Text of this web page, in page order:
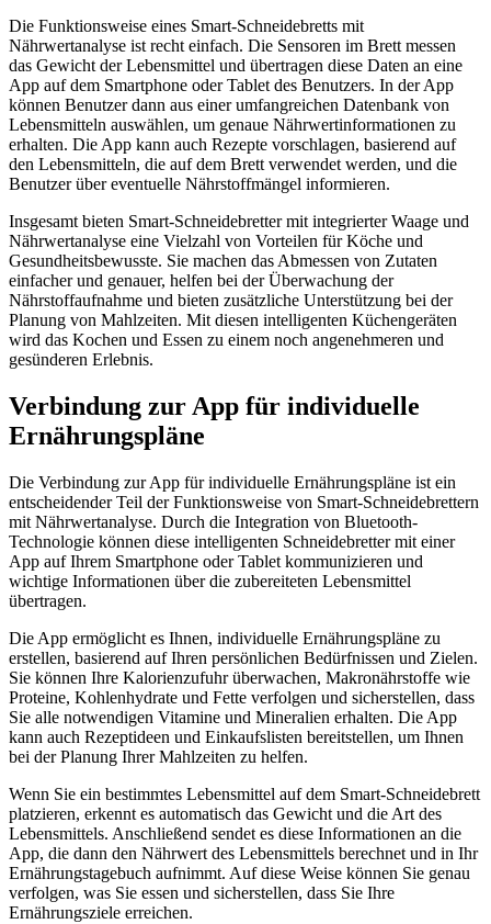
Die Funktionsweise eines Smart-Schneidebretts mit
Nährwertanalyse ist recht einfach. Die Sensoren im Brett messen
das Gewicht der Lebensmittel und übertragen diese Daten an eine
App auf dem Smartphone oder Tablet des Benutzers. In der App
können Benutzer dann aus einer umfangreichen Datenbank von
Lebensmitteln auswählen, um genaue Nährwertinformationen zu
erhalten. Die App kann auch Rezepte vorschlagen, basierend auf
den Lebensmitteln, die auf dem Brett verwendet werden, und die
Benutzer über eventuelle Nährstoffmängel informieren.
Insgesamt bieten Smart-Schneidebretter mit integrierter Waage und
Nährwertanalyse eine Vielzahl von Vorteilen für Köche und
Gesundheitsbewusste. Sie machen das Abmessen von Zutaten
einfacher und genauer, helfen bei der Überwachung der
Nährstoffaufnahme und bieten zusätzliche Unterstützung bei der
Planung von Mahlzeiten. Mit diesen intelligenten Küchengeräten
wird das Kochen und Essen zu einem noch angenehmeren und
gesünderen Erlebnis.
Verbindung zur App für individuelle
Ernährungspläne
Die Verbindung zur App für individuelle Ernährungspläne ist ein
entscheidender Teil der Funktionsweise von Smart-Schneidebrettern
mit Nährwertanalyse. Durch die Integration von Bluetooth-
Technologie können diese intelligenten Schneidebretter mit einer
App auf Ihrem Smartphone oder Tablet kommunizieren und
wichtige Informationen über die zubereiteten Lebensmittel
übertragen.
Die App ermöglicht es Ihnen, individuelle Ernährungspläne zu
erstellen, basierend auf Ihren persönlichen Bedürfnissen und Zielen.
Sie können Ihre Kalorienzufuhr überwachen, Makronährstoffe wie
Proteine, Kohlenhydrate und Fette verfolgen und sicherstellen, dass
Sie alle notwendigen Vitamine und Mineralien erhalten. Die App
kann auch Rezeptideen und Einkaufslisten bereitstellen, um Ihnen
bei der Planung Ihrer Mahlzeiten zu helfen.
Wenn Sie ein bestimmtes Lebensmittel auf dem Smart-Schneidebrett
platzieren, erkennt es automatisch das Gewicht und die Art des
Lebensmittels. Anschließend sendet es diese Informationen an die
App, die dann den Nährwert des Lebensmittels berechnet und in Ihr
Ernährungstagebuch aufnimmt. Auf diese Weise können Sie genau
verfolgen, was Sie essen und sicherstellen, dass Sie Ihre
Ernährungsziele erreichen.